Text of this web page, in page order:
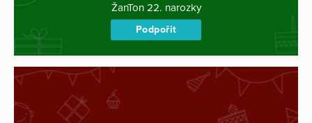
ŽanTon 22. narozky
Podpořit